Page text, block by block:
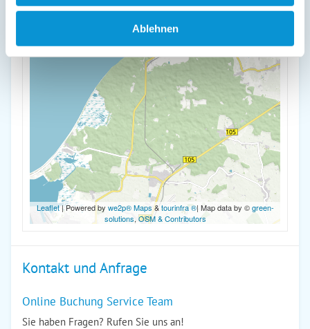
Ablehnen
Leaflet| Powered by we2p® Maps&tourinfra ®| Map data by ©green-
solutions, OSM & Contributors
Kontakt und Anfrage
Online Buchung Service Team
Sie haben Fragen? Rufen Sie uns an!